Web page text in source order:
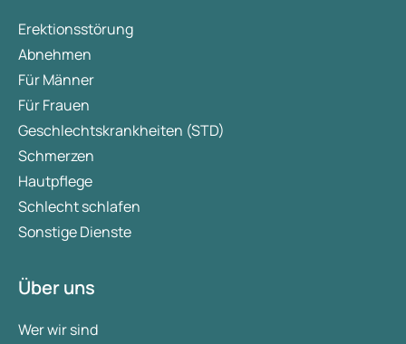
Erektionsstörung
Abnehmen
Für Männer
Für Frauen
Geschlechtskrankheiten (STD)
Schmerzen
Hautpflege
Schlecht schlafen
Sonstige Dienste
Über uns
Wer wir sind